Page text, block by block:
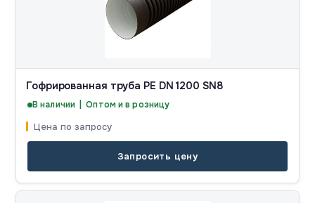
Гофрированная труба PE DN 1200 SN8
В наличии | Оптом и в розницу
Цена по запросу
Запросить цену